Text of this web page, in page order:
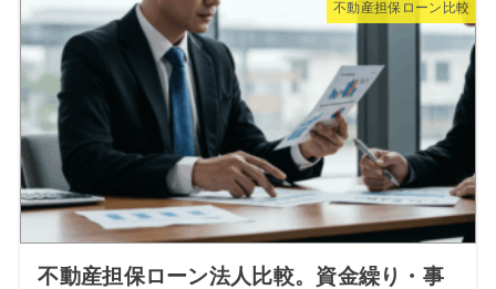
不動産担保ローン比較
不動産担保ローン法人比較。資金繰り・事